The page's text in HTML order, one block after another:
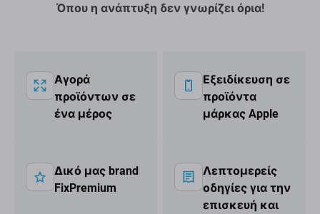
Όπου η ανάπτυξη δεν γνωρίζει όρια!
Αγορά
προϊόντων σε
ένα μέρος
Εξειδίκευση σε
προϊόντα
μάρκας Apple
Δικό μας brand
FixPremium
Λεπτομερείς
οδηγίες για την
επισκευή και